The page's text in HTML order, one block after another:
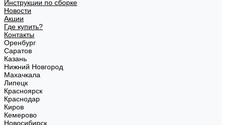
Инструкции по сборке
Новости
Акции
Где купить?
Контакты
Оренбург
Саратов
Казань
Нижний Новгород
Махачкала
Липецк
Красноярск
Краснодар
Киров
Кемерово
Новосибирск